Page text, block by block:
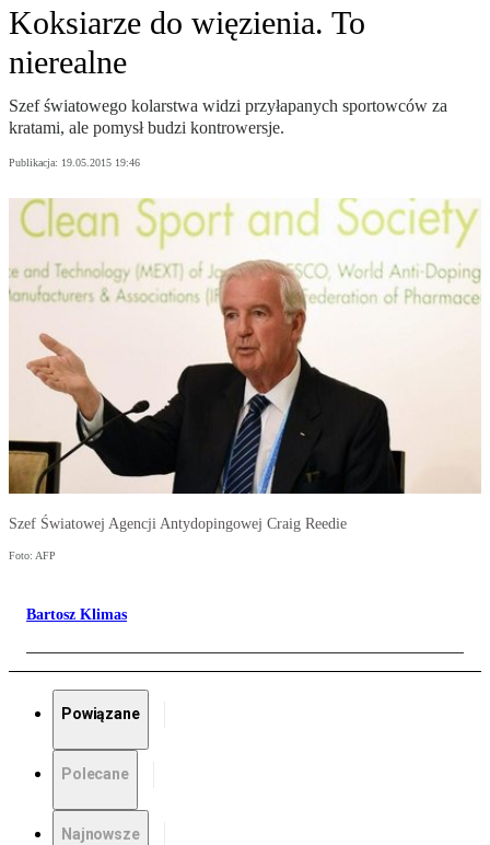
Koksiarze do więzienia. To
nierealne
Szef światowego kolarstwa widzi przyłapanych sportowców za
kratami, ale pomysł budzi kontrowersje.
Publikacja: 19.05.2015 19:46
Szef Światowej Agencji Antydopingowej Craig Reedie
Foto: AFP
Bartosz Klimas
Powiązane
Polecane
Najnowsze